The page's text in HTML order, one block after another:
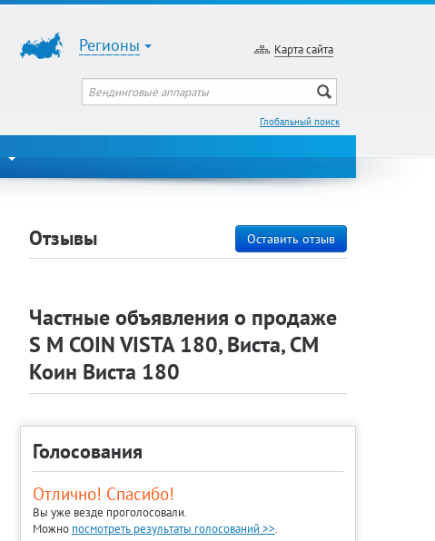
Регионы Карта сайта
Глобальный поиск
Оставить отзыв
Отзывы
Частные объявления о продаже
S M COIN VISTA 180, Виста, СМ
Коин Виста 180
Голосования
Отлично! Спасибо!
Вы уже везде проголосовали.
Можно посмотреть результаты голосований >>.